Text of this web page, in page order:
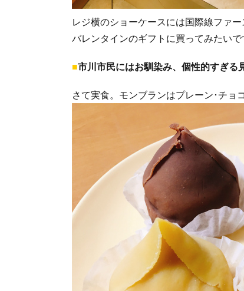
レジ横のショーケースには国際線ファ
バレンタインのギフトに買ってみたいで
■市川市民にはお馴染み、個性的すぎる
さて実食。モンブランはプレーン･チョ